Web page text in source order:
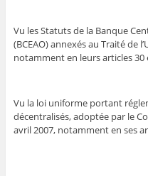
Vu les Statuts de la Banque
(BCEAO) annexés au Traité de
notamment en leurs articles 30
Vu la loi uniforme portant
décentralisés, adoptée par le
avril 2007, notamment en ses